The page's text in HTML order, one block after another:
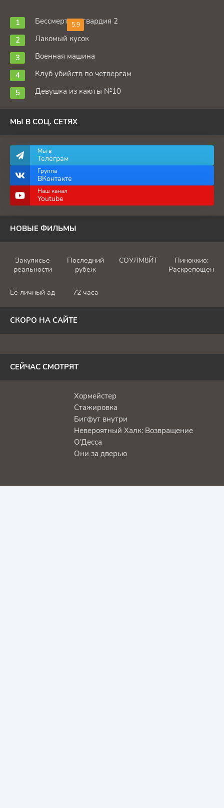
5.9
Бессмертная гвардия 2
Лакомый кусок
Военная машина
Клуб убийств по четвергам
Девушка из каюты №10
МЫ В СОЦ. СЕТЯХ
Мы в
Телеграм
Группа
ВКонтакте
Наш канал
Youtube
НОВЫЕ ФИЛЬМЫ
Закулисье
реальности
Последний
рубеж
СОУЛМ8ЙТ
Пиноккио:
Её личный ад 72 часа
СКОРО НА САЙТЕ
СЕЙЧАС СМОТРЯТ
Хормейстер
Стажировка
Бигфут внутри
Невероятный Халк: Возвращение
О'Десса
Они за дверью